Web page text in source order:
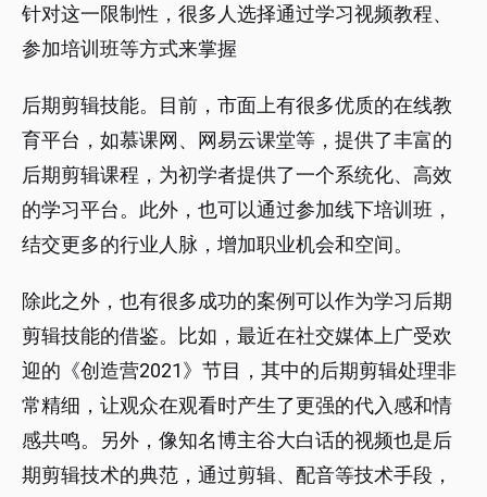
针对这一限制性，很多人选择通过学习视频教程、
参加培训班等方式来掌握
后期剪辑技能。目前，市面上有很多优质的在线教
育平台，如慕课网、网易云课堂等，提供了丰富的
后期剪辑课程，为初学者提供了一个系统化、高效
的学习平台。此外，也可以通过参加线下培训班，
结交更多的行业人脉，增加职业机会和空间。
除此之外，也有很多成功的案例可以作为学习后期
剪辑技能的借鉴。比如，最近在社交媒体上广受欢
迎的《创造营2021》节目，其中的后期剪辑处理非
常精细，让观众在观看时产生了更强的代入感和情
感共鸣。另外，像知名博主谷大白话的视频也是后
期剪辑技术的典范，通过剪辑、配音等技术手段，